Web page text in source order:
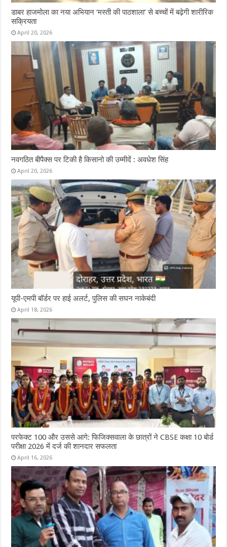
डाबर हाजमोला का नया अभियान ‘मस्ती की पाठशाला’ से बच्चों में बढ़ेगी शारीरिक
सक्रियता
April 20, 2026
नवगठित बीपैक्स पर टिकी है किसानो की उम्मीदें : अवधेश सिंह
April 20, 2026
यूपी-एमपी बॉर्डर पर हाई अलर्ट, पुलिस की सघन नाकेबंदी
April 18, 2026
परफेक्ट 100 और उससे आगे: फिजिक्सवाला के छात्रों ने CBSE कक्षा 10 बोर्ड
परीक्षा 2026 में दर्ज की शानदार सफलता
April 16, 2026